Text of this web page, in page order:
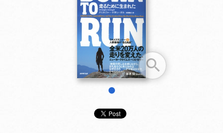
お支払いに進む
他にも商品を買う